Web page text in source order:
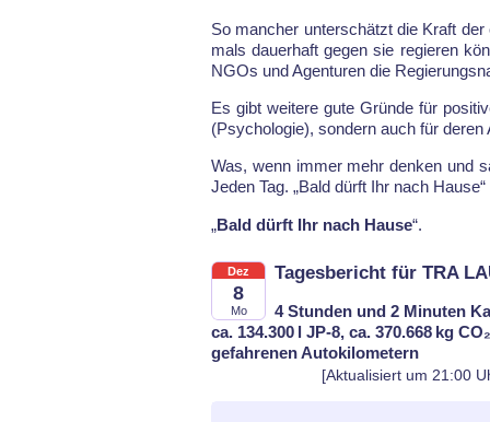
So man­cher un­ter­schätzt die Kraft
mals dau­er­haft ge­gen sie re­gie­ren
NGOs und Agen­tu­ren die
Es gibt wei­te­re gu­te Grün­de für
(Psy­cho­lo­gie), son­dern auch für
Was, wenn im­mer mehr den­ken und
Je­den Tag. „Bald dürft Ihr nach
„Bald dürft Ihr nach Hau­se“.
Dez
8
Mo
Tagesbericht für TRA
4 Stunden und 2 Minuten
ca. 134.300 l JP-8, ca. 370.668 kg
gefahrenen Autokilometern
[Aktualisiert um 21:00